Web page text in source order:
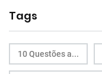
Tags
10 Questões a...